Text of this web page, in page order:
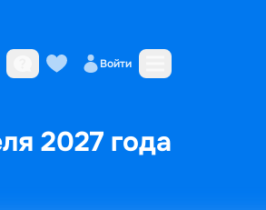
Войти
2027 года